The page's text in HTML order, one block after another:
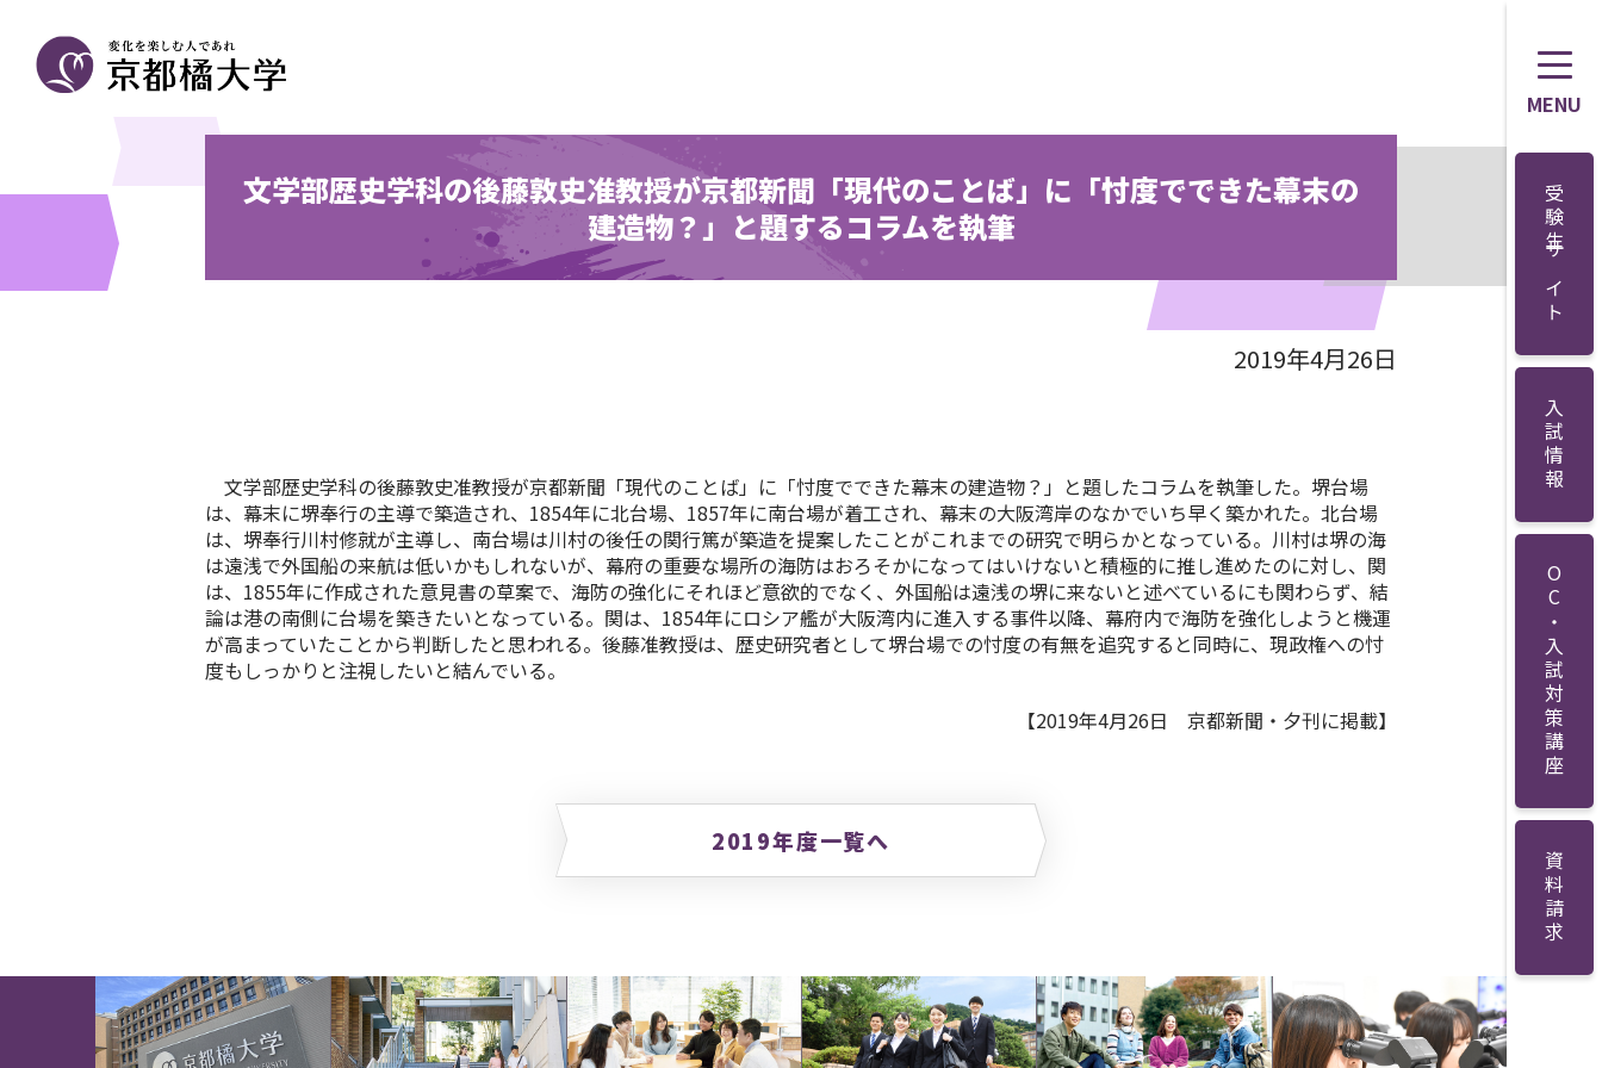
MENU
受験生サイト
入試情報
OC・入試対策講座
資料請求
文学部歴史学科の後藤敦史准教授が京都新聞「現代のことば」に「忖度でできた幕末の
建造物？」と題するコラムを執筆
2019年4月26日
文学部歴史学科の後藤敦史准教授が京都新聞「現代のことば」に「忖度でできた幕末の建造物？」と題したコラムを執筆した。堺台場
は、幕末に堺奉行の主導で築造され、1854年に北台場、1857年に南台場が着工され、幕末の大阪湾岸のなかでいち早く築かれた。北台場
は、堺奉行川村修就が主導し、南台場は川村の後任の関行篤が築造を提案したことがこれまでの研究で明らかとなっている。川村は堺の海
は遠浅で外国船の来航は低いかもしれないが、幕府の重要な場所の海防はおろそかになってはいけないと積極的に推し進めたのに対し、関
は、1855年に作成された意見書の草案で、海防の強化にそれほど意欲的でなく、外国船は遠浅の堺に来ないと述べているにも関わらず、結
論は港の南側に台場を築きたいとなっている。関は、1854年にロシア艦が大阪湾内に進入する事件以降、幕府内で海防を強化しようと機運
が高まっていたことから判断したと思われる。後藤准教授は、歴史研究者として堺台場での忖度の有無を追究すると同時に、現政権への忖
度もしっかりと注視したいと結んでいる。
【2019年4月26日 京都新聞・夕刊に掲載】
2019年度一覧へ